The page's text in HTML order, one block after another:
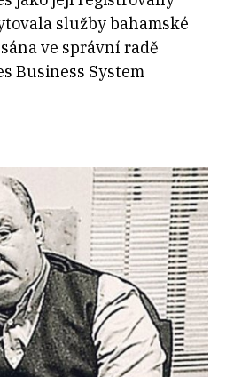
služby bahamské
ve správní radě
Business System